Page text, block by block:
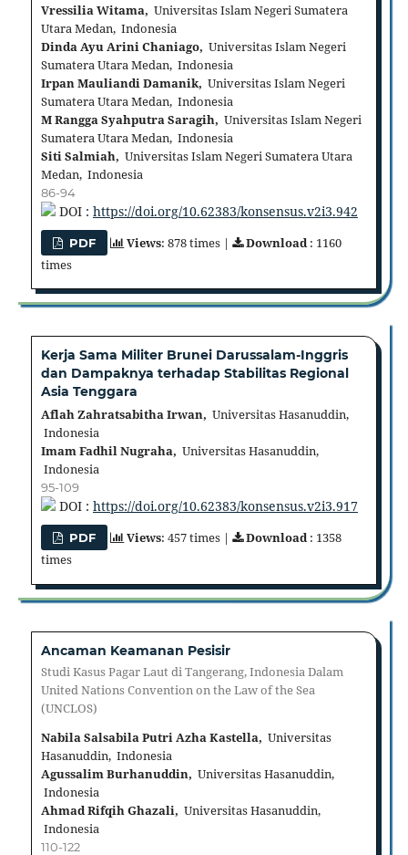
Vressilia Witama, Universitas Islam Negeri Sumatera
Utara Medan, Indonesia
Dinda Ayu Arini Chaniago, Universitas Islam Negeri
Sumatera Utara Medan, Indonesia
Irpan Mauliandi Damanik, Universitas Islam Negeri
Sumatera Utara Medan, Indonesia
M Rangga Syahputra Saragih, Universitas Islam Negeri
Sumatera Utara Medan, Indonesia
Siti Salmiah, Universitas Islam Negeri Sumatera Utara
Medan, Indonesia
86-94
DOI : https://doi.org/10.62383/konsensus.v2i3.942
PDF Views: 878 times | Download : 1160
times
Kerja Sama Militer Brunei Darussalam-Inggris
dan Dampaknya terhadap Stabilitas Regional
Asia Tenggara
Aflah Zahratsabitha Irwan, Universitas Hasanuddin,
Indonesia
Imam Fadhil Nugraha, Universitas Hasanuddin,
Indonesia
95-109
DOI : https://doi.org/10.62383/konsensus.v2i3.917
PDF Views: 457 times | Download: 1358
times
Ancaman Keamanan Pesisir
Studi Kasus Pagar Laut di Tangerang, Indonesia Dalam
United Nations Convention on the Law of the Sea
(UNCLOS)
Nabila Salsabila Putri Azha Kastella, Universitas
Hasanuddin, Indonesia
Agussalim Burhanuddin, Universitas Hasanuddin,
Indonesia
Ahmad Rifqih Ghazali, Universitas Hasanuddin,
Indonesia
110-122